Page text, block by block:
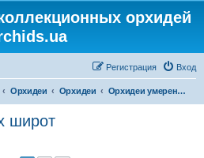
орхидей
Вход
Регистрация
Орхидеи Орхидеи Орхидеи умеренных широт
широт